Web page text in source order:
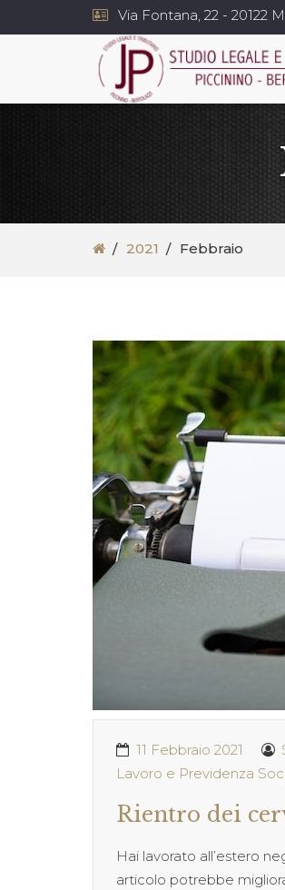
Via Fontana, 22 - 20122
2021 Febbraio
11 Febbraio 2021
Lavoro e Previdenza
Rientro dei
Hai lavorato all’estero
articolo potrebbe